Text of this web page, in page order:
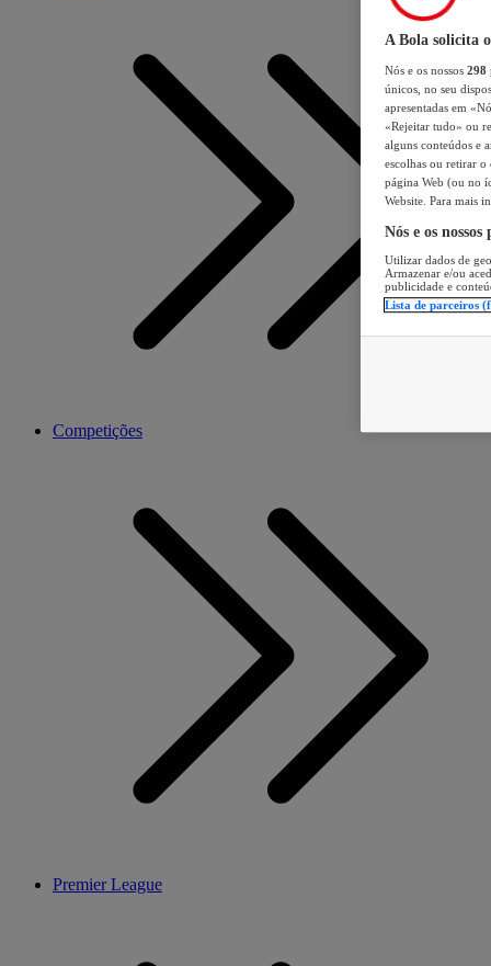
Competições
Premier League
A Bola solicita
Nós e os nossos 298
únicos, no seu
apresentadas em
«Rejeitar tudo» ou
alguns conteúdos e
escolhas ou retirar
página Web (ou no
Website. Para mais
Nós e os
Utilizar dados de
Armazenar e/ou
publicidade e
Lista de parceiros